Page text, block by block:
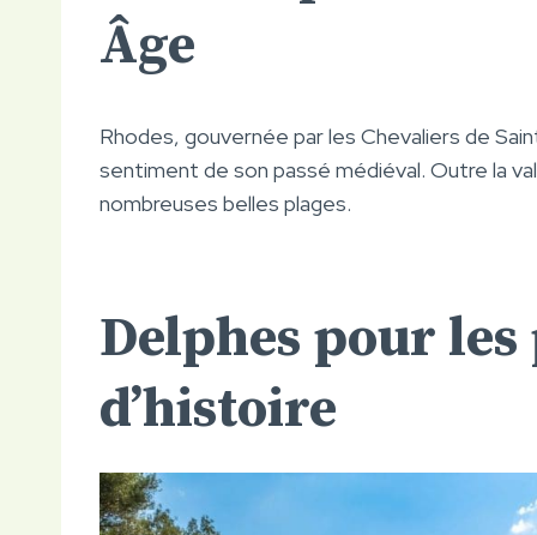
Âge
Rhodes, gouvernée par les Chevaliers de
sentiment de son passé médiéval. Outre la
nombreuses belles plages.
Delphes pour les
d’histoire